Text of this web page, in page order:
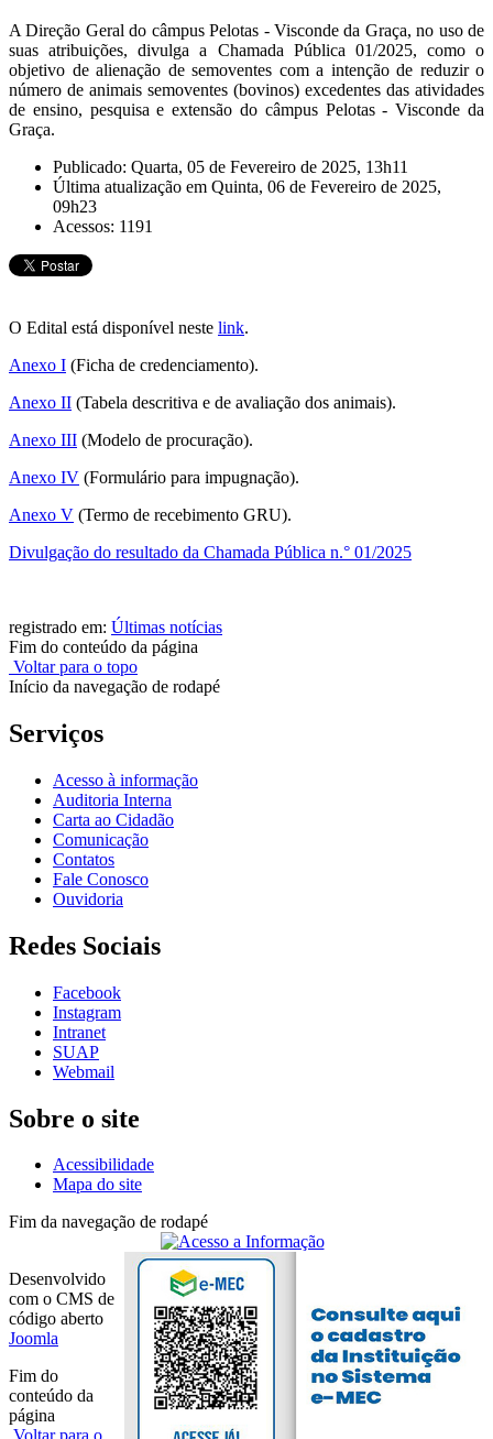
A Direção Geral do câmpus Pelotas - Visconde da Graça, no uso de
suas atribuições, divulga a Chamada Pública 01/2025, como o
objetivo de alienação de semoventes com a intenção de reduzir o
número de animais semoventes (bovinos) excedentes das atividades
de ensino, pesquisa e extensão do câmpus Pelotas - Visconde da
Graça.
Publicado: Quarta, 05 de Fevereiro de 2025, 13h11
Última atualização em Quinta, 06 de Fevereiro de 2025,
09h23
Acessos: 1191
O Edital está disponível neste link.
Anexo I (Ficha de credenciamento).
Anexo II (Tabela descritiva e de avaliação dos animais).
Anexo III (Modelo de procuração).
Anexo IV (Formulário para impugnação).
Anexo V (Termo de recebimento GRU).
Divulgação do resultado da Chamada Pública n.° 01/2025
registrado em: Últimas notícias
Fim do conteúdo da página
Voltar para o topo
Início da navegação de rodapé
Serviços
Acesso à informação
Auditoria Interna
Carta ao Cidadão
Comunicação
Contatos
Fale Conosco
Ouvidoria
Redes Sociais
Facebook
Instagram
Intranet
SUAP
Webmail
Sobre o site
Acessibilidade
Mapa do site
Fim da navegação de rodapé
Desenvolvido
com o CMS de
código aberto
Joomla
Fim do
conteúdo da
página